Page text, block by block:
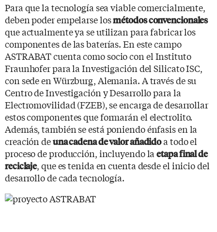
Para que la tecnología sea viable comercialmente,
deben poder empelarse losmétodos convencionales
que actualmente ya se utilizan para fabricar los
componentes de las baterías. En este campo
ASTRABAT cuenta como socio con el Instituto
Fraunhofer para la Investigación del Silicato ISC,
con sede en Würzburg, Alemania. A través de su
Centro de Investigación y Desarrollo para la
Electromovilidad (FZEB), se encarga de desarrollar
estos componentes que formarán el electrolito.
Además, también se está poniendo énfasis en la
creación deuna cadena de valor añadidoa todo el
proceso de producción, incluyendo laetapa final de
reciclaje, que es tenida en cuenta desde el inicio del
desarrollo de cada tecnología.